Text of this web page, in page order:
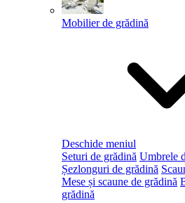
Mobilier de grădină
Deschide meniul
Seturi de grădină Umbrele
Șezlonguri de grădină
Mese și scaune de grădină
grădină